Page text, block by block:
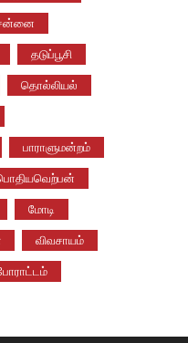
தடுப்பூசி
தொல்லியல்
பாராளுமன்றம்
மோடி
விவசாயம்